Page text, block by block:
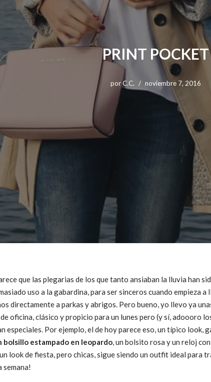
PRINT POCKET
porC.C. noviembre 7, 2016
que las plegarias de los que tanto ansiaban la lluvia han
uso a la gabardina, para ser sinceros cuando empieza
directamente a parkas y abrigos. Pero bueno, yo llevo ya
oficina, clásico y propicio para un lunes pero (y sí, adoooro
especiales. Por ejemplo, el de hoy parece eso, un típico look,
bolsillo estampado en leopardo, un bolsito rosa y un reloj
look de fiesta, pero chicas, sigue siendo un outfit ideal para
semana!